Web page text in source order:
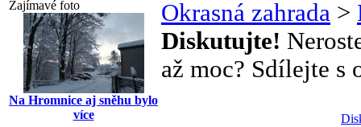
Zajímavé foto
Na Hromnice aj sněhu bylo
více
Okrasná zahrada >
Diskutujte!
až moc? Sdílejte s